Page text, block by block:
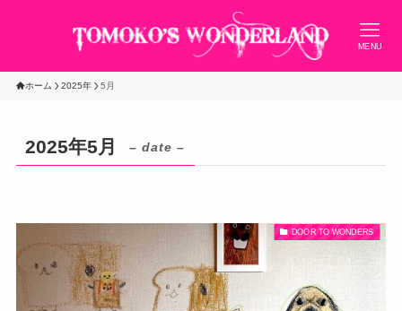
MENU
ホーム 2025年 5月
2025年5月 – date –
DOOR TO WONDERS